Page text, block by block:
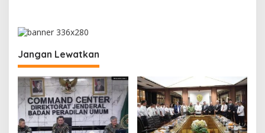
a
s
i
p
o
s
Jangan Lewatkan